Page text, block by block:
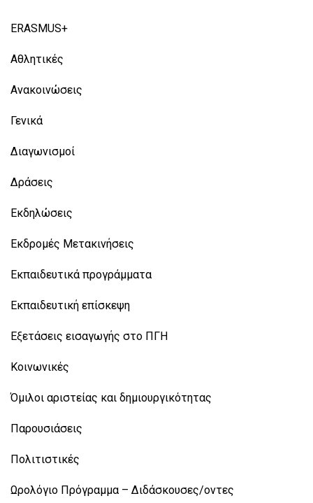
ERASMUS+
Αθλητικές
Ανακοινώσεις
Γενικά
Διαγωνισμοί
Δράσεις
Εκδηλώσεις
Εκδρομές Μετακινήσεις
Εκπαιδευτικά προγράμματα
Εκπαιδευτική επίσκεψη
Εξετάσεις εισαγωγής στο ΠΓΗ
Κοινωνικές
Όμιλοι αριστείας και δημιουργικότητας
Παρουσιάσεις
Πολιτιστικές
Ωρολόγιο Πρόγραμμα – Διδάσκουσες/οντες